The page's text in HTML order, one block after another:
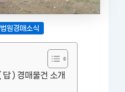
법원경매소식
) 경매물건 소개